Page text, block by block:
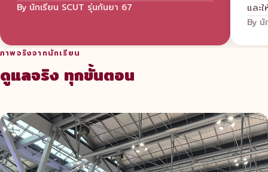
By นักเรียน SCUT รุ่นกันยา 67
และ
By
ภาพจริงจากนักเรียน
ดูแลจริง ทุกขั้นตอน